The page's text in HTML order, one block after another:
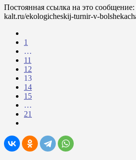
Постоянная ссылка на это сообщение:
kalt.ru/ekologicheskij-turnir-v-
1
…
11
12
13
14
15
…
21